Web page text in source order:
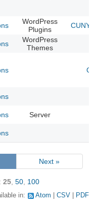
WordPress
Plugins
CUNY
WordPress
Themes
Server
Next »
25 50 100
in: Atom CSV PDF